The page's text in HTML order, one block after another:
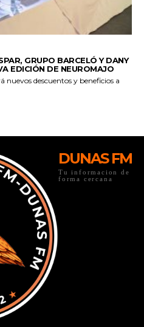
DUNAS FM
Tu informacion de
forma cercana